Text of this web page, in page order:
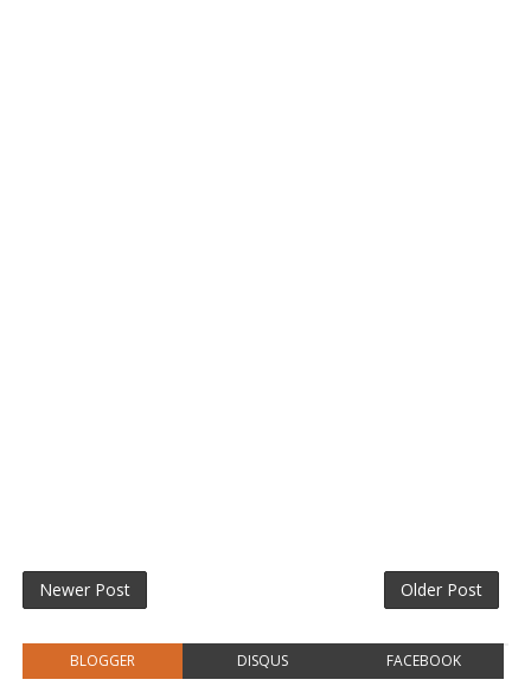
Newer Post Older Post
BLOGGER DISQUS FACEBOOK